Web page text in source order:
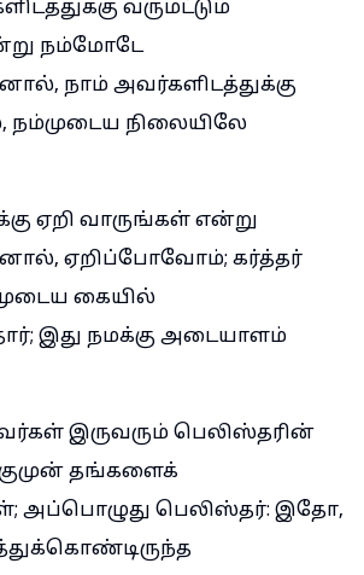
வருமட்டும்
நம்மோடே
நாம் அவர்களிடத்துக்கு
நம்முடைய நிலையிலே
ஏறி வாருங்கள் என்று
ஏறிப்போவோம்; கர்த்தர்
கையில்
இது நமக்கு அடையாளம்
இருவரும் பெலிஸ்தரின்
தங்களைக்
அப்பொழுது பெலிஸ்தர்: இதோ,